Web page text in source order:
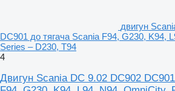
двигун
DC901 до тягача Scania F94, G230, K94,
Series – D230, T94
4
Двигун Scania DC 9.02 DC902